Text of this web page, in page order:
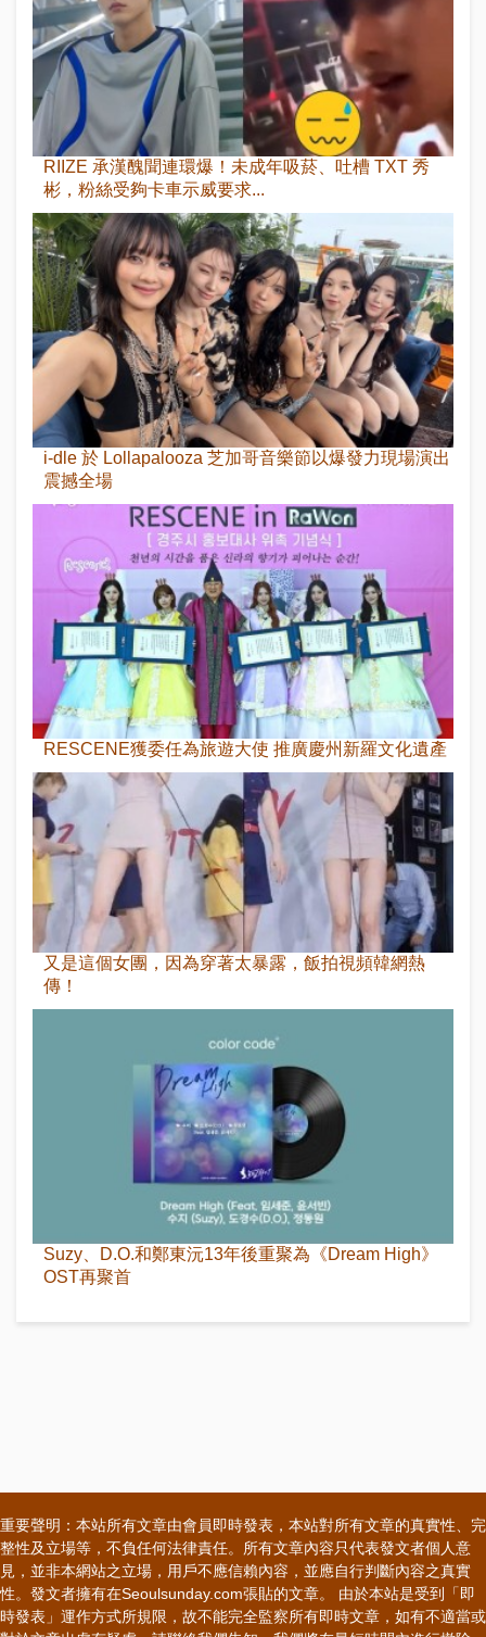
RIIZE 承漢醜聞連環爆！未成年吸菸、吐槽 TXT 秀
彬，粉絲受夠卡車示威要求...
i-dle 於 Lollapalooza 芝加哥音樂節以爆發力現場演出
震撼全場
RESCENE獲委任為旅遊大使 推廣慶州新羅文化遺產
又是這個女團，因為穿著太暴露，飯拍視頻韓網熱
傳！
Suzy、D.O.和鄭東沅13年後重聚為《Dream High》
OST再聚首
重要聲明：本站所有文章由會員即時發表，本站對所有文章的真實性、完
整性及立場等，不負任何法律責任。所有文章內容只代表發文者個人意
見，並非本網站之立場，用戶不應信賴內容，並應自行判斷內容之真實
性。發文者擁有在Seoulsunday.com張貼的文章。 由於本站是受到「即
時發表」運作方式所規限，故不能完全監察所有即時文章，如有不適當或